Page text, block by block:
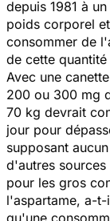
depuis 1981 à
poids corporel
consommer de
de cette
Avec une
200 ou 300 mg
70 kg devrait
jour pour
supposant
d'autres sources
pour les gros
l'aspartame, a-t-
qu'une